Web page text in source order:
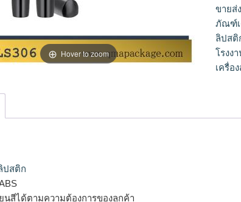
Hover to zoom
ขายส่
ภัณฑ์เ
ลิปสติ
โรงง
เครื่อ
ปสติก
นสีได้ตามความต้องการของลูกค้า